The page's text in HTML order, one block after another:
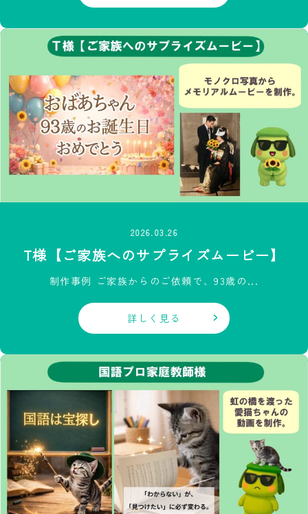
2026.03.26
T様【ご家族へのサプライズムービー】
制作事例 ご家族からのご依頼で、93歳の...
詳しく見る